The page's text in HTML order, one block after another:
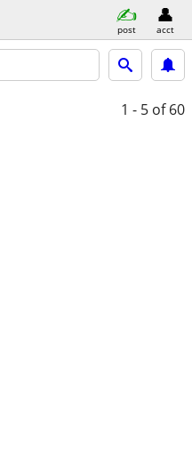
post acct
1 - 5 of 60